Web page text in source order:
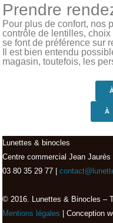
Prendre
Pour plus de confort, nos
contrôle de lentilles,
se font de préférence sur
Il est bien entendu
magasin, toutefois, les
À
Lunettes & binocles
Centre commercial Jean
03 80 35 29 77 |
© 2016. Lunettes & Binocles –
Mentions légales | Conception